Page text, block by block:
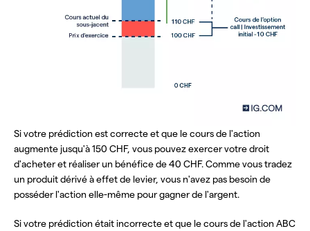
Si votre prédiction est correcte et que le cours de l'action
augmente jusqu'à 150 CHF, vous pouvez exercer votre droit
d'acheter et réaliser un bénéfice de 40 CHF. Comme vous tradez
un produit dérivé à effet de levier, vous n'avez pas besoin de
posséder l'action elle-même pour gagner de l'argent.
Si votre prédiction était incorrecte et que le cours de l'action ABC